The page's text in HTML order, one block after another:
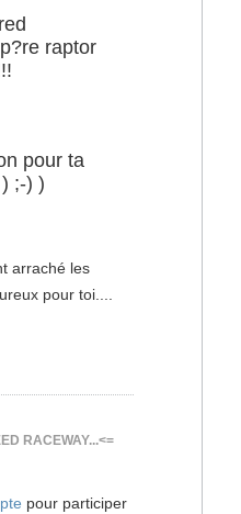
raptor
pour ta
;-) )
arraché les
pour toi....
RACEWAY...<=
pour participer